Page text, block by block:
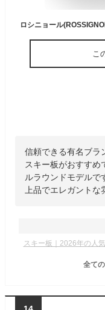
こ
信頼できる有名ブラ
スキー板がおすすめ
ルラウンドモデルで
上品でエレガントな
スキー板｜2026年の人
全て